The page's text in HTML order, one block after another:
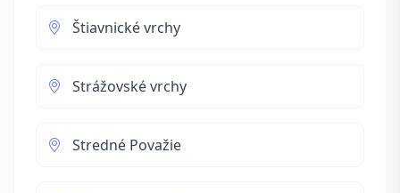
Štiavnické vrchy
Strážovské vrchy
Stredné Považie